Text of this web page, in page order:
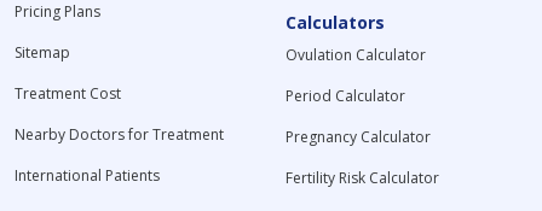
Pricing Plans
Sitemap
Treatment Cost
Nearby Doctors for Treatment
International Patients
Calculators
Ovulation Calculator
Period Calculator
Pregnancy Calculator
Fertility Risk Calculator